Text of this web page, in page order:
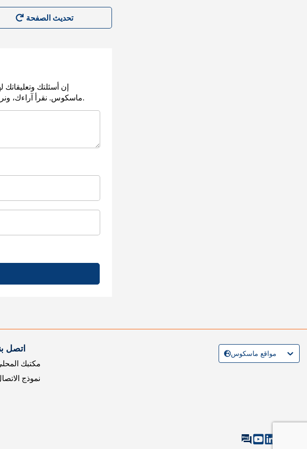
إن أسئلتك
ماسكوس. نقرأ آراءك، ونرد عليها، بناء على طلبكم في أسرع وقت ممكن.
اتصل
مكتبك
نموذج
مواقع ماسكوس